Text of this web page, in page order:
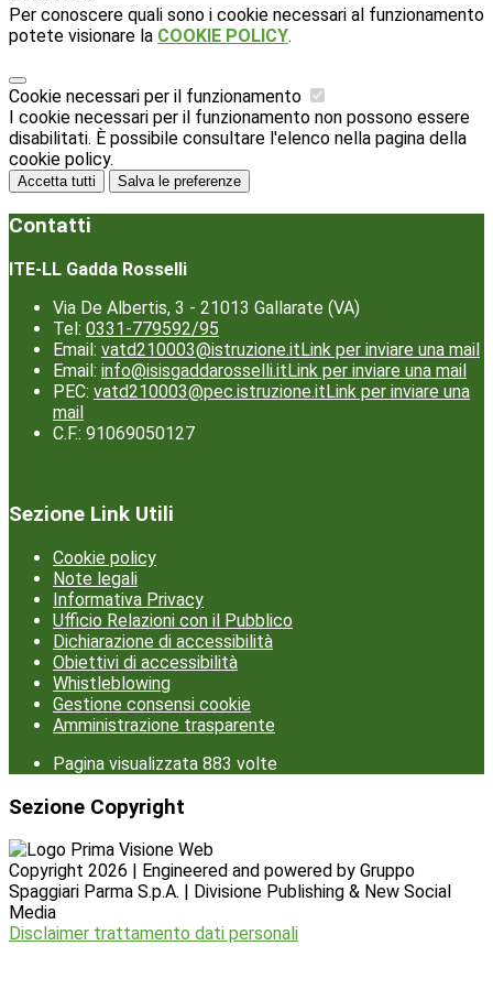
Per conoscere quali sono i cookie necessari al funzionamento
potete visionare la COOKIE POLICY.
Cookie necessari per il funzionamento
I cookie necessari per il funzionamento non possono essere
disabilitati. È possibile consultare l'elenco nella pagina della
cookie policy.
Accetta tutti Salva le preferenze
Contatti
ITE-LL Gadda Rosselli
Via De Albertis, 3 - 21013 Gallarate (VA)
Tel: 0331-779592/95
Email: vatd210003@istruzione.itLink per inviare una mail
Email: info@isisgaddarosselli.itLink per inviare una mail
PEC: vatd210003@pec.istruzione.itLink per inviare una
mail
C.F.: 91069050127
Sezione Link Utili
Cookie policy
Note legali
Informativa Privacy
Ufficio Relazioni con il Pubblico
Dichiarazione di accessibilità
Obiettivi di accessibilità
Whistleblowing
Gestione consensi cookie
Amministrazione trasparente
Pagina visualizzata 883 volte
Sezione Copyright
Copyright 2026 | Engineered and powered by Gruppo
Spaggiari Parma S.p.A. | Divisione Publishing & New Social
Media
Disclaimer trattamento dati personali